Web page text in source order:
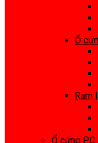
Ổ
Ram
Ổ cứng PC